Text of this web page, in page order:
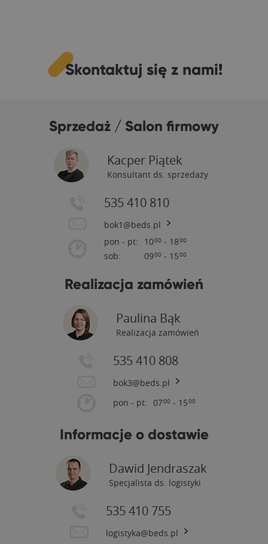
Skontaktuj się z nami!
Sprzedaż / Salon firmowy
Kacper Piątek
Konsultant ds. sprzedaży
535 410 810
bok1@beds.pl
pon - pt:
sob:
1000 - 1800
0900 - 1500
Realizacja zamówień
Paulina Bąk
Realizacja zamówień
535 410 808
bok3@beds.pl
pon - pt: 0700 - 1500
Informacje o dostawie
Dawid Jendraszak
Specjalista ds. logistyki
535 410 755
logistyka@beds.pl